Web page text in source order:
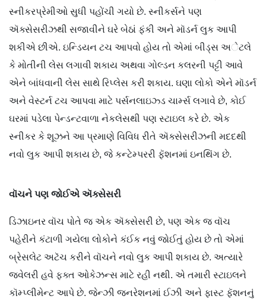
સ્નીકરપ્રેમીઓ સુધી પહોંચી ગયો છે. સ્નીકર્સને પણ
ઍક્સેસરીઝથી સજાવીને ઘરે બેઠાં ફંકી અને મૉડર્ન લુક આપી
શકીએ છીએ. ઇન્ડિયન ટચ આપવો હોય તો એમાં બીડ્સ અેટલે
કે મોતીની લેસ લગાવી શકાય અથવા ગોલ્ડન કલરની પટ્ટી આવે
એને બાંધવાની લેસ સાથે રિપ્લેસ કરી શકાય. ઘણા લોકો એને મૉડર્ન
અને વેસ્ટર્ન ટચ આપવા માટે પર્સનલાઇઝ્ડ ચાર્મ્સ લગાવે છે, કોઈ
ઘરમાં પડેલા પેન્ડન્ટવાળા નેકલેસથી પણ સ્ટાઇલ કરે છે. એક
સ્નીકર કે શૂઝને આ પ્રમાણે વિવિધ રીતે ઍક્સેસરીઝની મદદથી
નવો લુક આપી શકાય છે, જે કન્ટેમ્પરરી ફૅશનમાં ઇનથિંગ છે.
વૉચને પણ જોઈએ ઍક્સેસરી
ડિઝાઇનર વૉચ પોતે જ એક ઍક્સેસરી છે, પણ એક જ વૉચ
પહેરીને કંટાળી ગયેલા લોકોને કંઈક નવું જોઈતું હોય છે તો એમાં
બ્રેસલેટ અટૅચ કરીને વૉચને નવો લુક આપી શકાય છે. અત્યારે
જ્વેલરી હવે ફક્ત ઓકેઝન્સ માટે રહી નથી. એ તમારી સ્ટાઇલને
કૉમ્પ્લીમેન્ટ આપે છે. જેન્ઝી જનરેશનમાં ઈઝી અને ફાસ્ટ ફૅશનનું